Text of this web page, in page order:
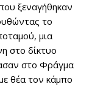
ξεναγήθηκαν
το
μια
στο δίκτυο
στο Φράγμα
θέα τον κάμπο